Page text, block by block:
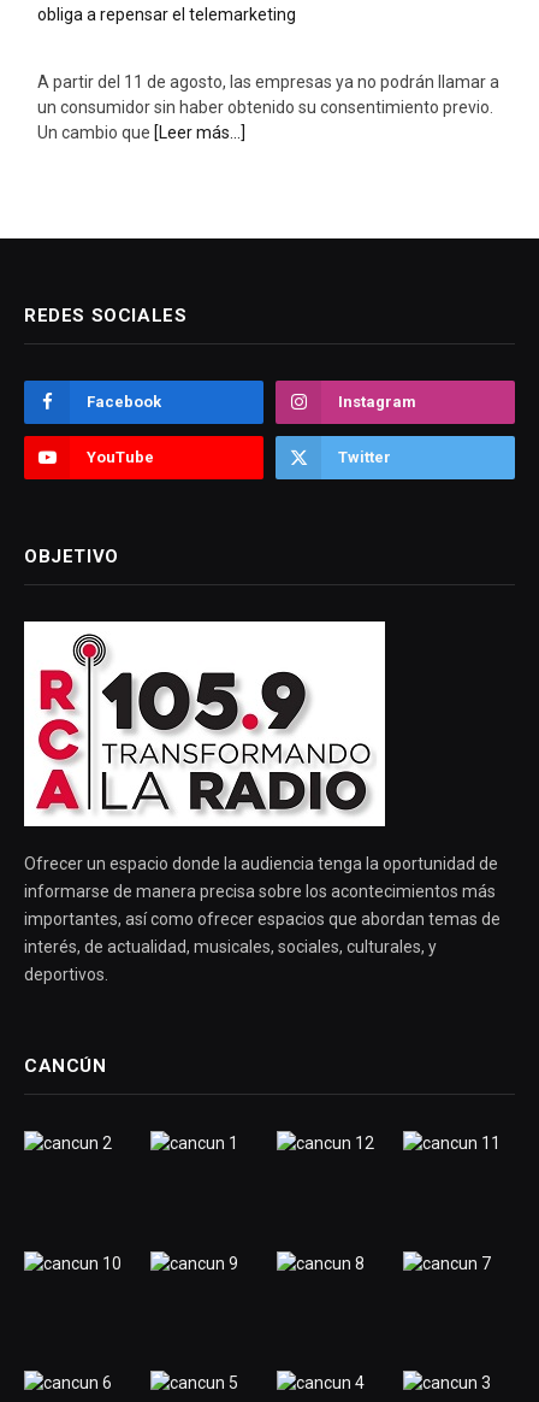
A partir del 11 de agosto, las empresas ya no podrán llamar a
un consumidor sin haber obtenido su consentimiento previo.
Un cambio que [Leer más...]
REDES SOCIALES
Facebook Instagram
YouTube Twitter
OBJETIVO
Ofrecer un espacio donde la audiencia tenga la oportunidad de
informarse de manera precisa sobre los acontecimientos más
importantes, así como ofrecer espacios que abordan temas de
interés, de actualidad, musicales, sociales, culturales, y
deportivos.
CANCÚN